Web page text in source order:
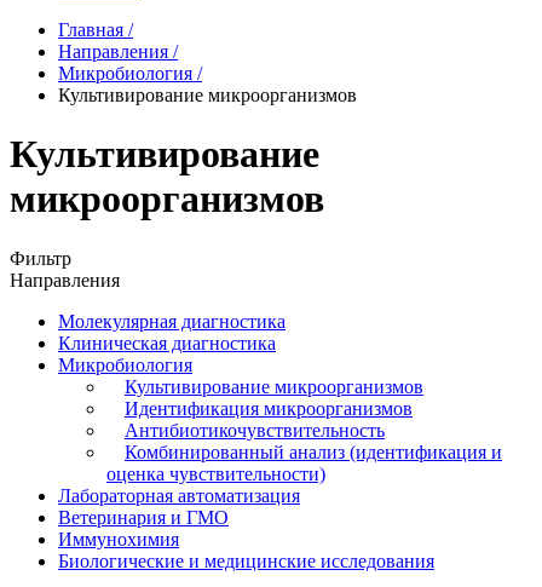
Главная /
Направления /
Микробиология /
Культивирование микроорганизмов
Культивирование
микроорганизмов
Фильтр
Направления
Молекулярная диагностика
Клиническая диагностика
Микробиология
Культивирование микроорганизмов
Идентификация микроорганизмов
Антибиотикочувствительность
Комбинированный анализ (идентификация и
оценка чувствительности)
Лабораторная автоматизация
Ветеринария и ГМО
Иммунохимия
Биологические и медицинские исследования